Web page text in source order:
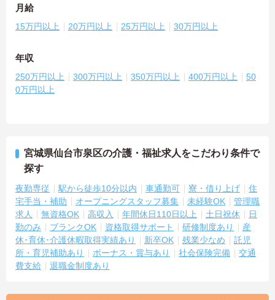
月給
15万円以上 20万円以上 25万円以上 30万円以上
年収
250万円以上 300万円以上 350万円以上 400万円以上
50
0万円以上
宮城県仙台市泉区の介護・福祉求人をこだわり条件で
探す
夜勤専従 駅から徒歩10分以内 車通勤可 寮・借り上げ
住
宅手当・補助
オープニングスタッフ募集 未経験OK
管理職
求人
無資格OK 高収入 年間休日110日以上 土日祝休
日
勤のみ
ブランクOK 資格取得サポート 研修制度あり
産
休･育休･介護休暇取得実績あり
新卒OK 残業少なめ
託児
所・育児補助あり
ボーナス・賞与あり 社会保険完備
交通
費支給
退職金制度あり